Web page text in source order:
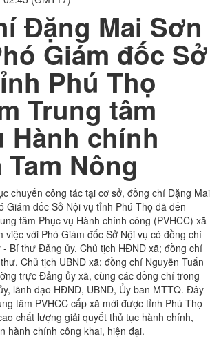
Đặng Mai Sơn
Giám đốc Sở
Phú Thọ
Trung tâm
Hành chính
Nông
chuyến công tác tại cơ sở, đồng chí Đặng Mai
Giám đốc Sở Nội vụ tỉnh Phú Thọ đã đến
tâm Phục vụ Hành chính công (PVHCC) xã
việc với Phó Giám đốc Sở Nội vụ có đồng chí
- Bí thư Đảng ủy, Chủ tịch HĐND xã; đồng chí
Chủ tịch UBND xã; đồng chí Nguyễn Tuấn
trực Đảng ủy xã, cùng các đồng chí trong
lãnh đạo HĐND, UBND, Ủy ban MTTQ. Đây
tâm PVHCC cấp xã mới được tỉnh Phú Thọ
chất lượng giải quyết thủ tục hành chính,
hành chính công khai, hiện đại.